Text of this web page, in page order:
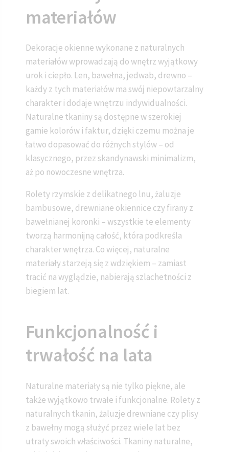
materiałów
Dekoracje okienne wykonane z naturalnych
materiałów wprowadzają do wnętrz wyjątkowy
urok i ciepło. Len, bawełna, jedwab, drewno –
każdy z tych materiałów ma swój niepowtarzalny
charakter i dodaje wnętrzu indywidualności.
Naturalne tkaniny są dostępne w szerokiej
gamie kolorów i faktur, dzięki czemu można je
łatwo dopasować do różnych stylów – od
klasycznego, przez skandynawski minimalizm,
aż po nowoczesne wnętrza.
Rolety rzymskie z delikatnego lnu, żaluzje
bambusowe, drewniane okiennice czy firany z
bawełnianej koronki – wszystkie te elementy
tworzą harmonijną całość, która podkreśla
charakter wnętrza. Co więcej, naturalne
materiały starzeją się z wdziękiem – zamiast
tracić na wyglądzie, nabierają szlachetności z
biegiem lat.
Funkcjonalność i
trwałość na lata
Naturalne materiały są nie tylko piękne, ale
także wyjątkowo trwałe i funkcjonalne. Rolety z
naturalnych tkanin, żaluzje drewniane czy plisy
z bawełny mogą służyć przez wiele lat bez
utraty swoich właściwości. Tkaniny naturalne,